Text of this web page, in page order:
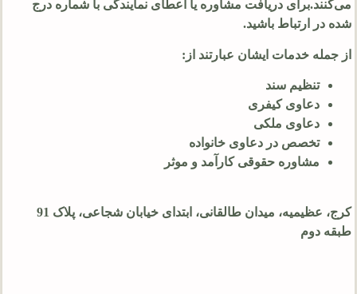
می‌کنند.برای دریافت مشاوره یا اعطای نمایندگی با شماره درج
شده در ارتباط باشید.
از جمله خدمات ایشان عبارتند از:
تنظیم سند
دعاوی کیفری
دعاوی ملکی
تخصص در دعاوی خانواده
مشاوره حقوقی کارآمد و موثر
کرج، عظیمیه، میدان طالقانی، ابتدای خیابان شجاعی، پلاک 91
طبقه دوم